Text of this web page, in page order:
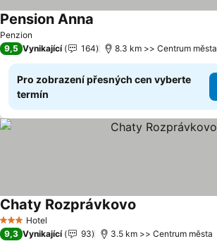
Penzion
Pension Anna
9,5 Vynikající 164 8.3 km >> Centrum města
Pro zobrazení přesných cen vyberte
termín
3 Počet hvězdiček
Hotel
Chaty Rozprávkovo
9,3 Vynikající 93 3.5 km >> Centrum města